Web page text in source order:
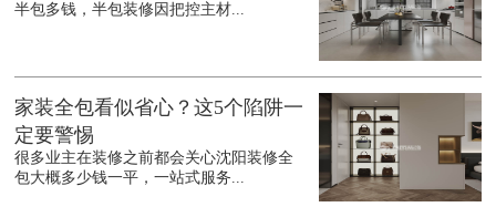
半包多钱，半包装修因把控主材...
家装全包看似省心？这5个陷阱一
定要警惕
很多业主在装修之前都会关心沈阳装修全
包大概多少钱一平，一站式服务...